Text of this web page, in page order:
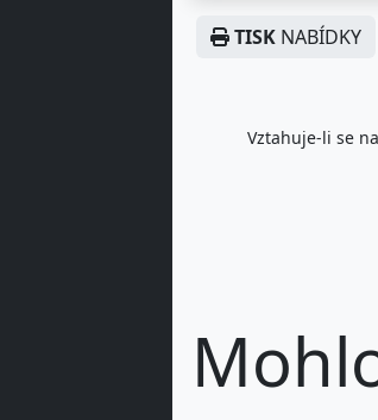
TISK NABÍDKY
Vztahuje-li se